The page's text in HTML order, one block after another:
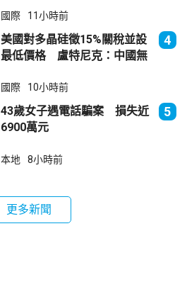
國際 11小時前
美國對多晶硅徵15%關稅並設
最低價格 盧特尼克：中國無
4
國際 10小時前
43歲女子遇電話騙案 損失近
6900萬元
5
本地 8小時前
更多新聞